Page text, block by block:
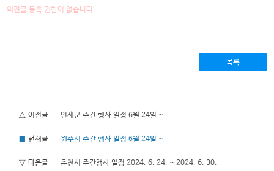
의견글 등록 권한이 없습니다.
목록
△ 이전글인제군 주간 행사 일정 6월 24일 ~
현재글원주시 주간 행사 일정 6월 24일 ~
▽ 다음글춘천시 주간행사 일정 2024. 6. 24. ~ 2024. 6. 30.